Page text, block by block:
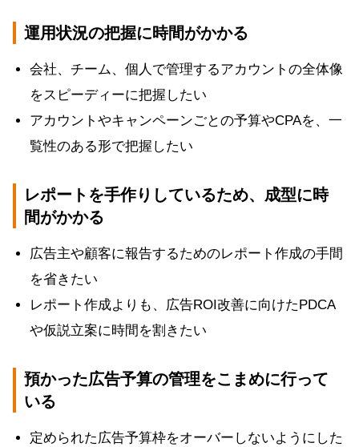
運用状況の把握に時間がかかる
会社、チーム、個人で管理するアカウントの全体像
をスピーディーに把握したい
アカウントやキャンペーンごとの予算やCPAを、一
覧性のある形で把握したい
レポートを手作りしているため、成型に時
間がかかる
広告主や顧客に報告するためのレポート作成の手間
を省きたい
レポート作成よりも、広告ROI改善に向けたPDCA
や仮説立案に時間を割きたい
預かった広告予算の管理をこまめに行って
いる
定められた広告予算枠をオーバーしないようにした